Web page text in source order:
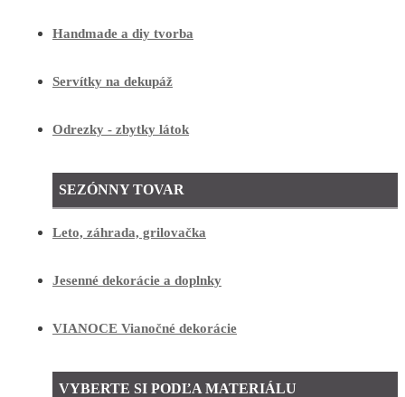
Handmade a diy tvorba
Servítky na dekupáž
Odrezky - zbytky látok
SEZÓNNY TOVAR
Leto, záhrada, grilovačka
Jesenné dekorácie a doplnky
VIANOCE Vianočné dekorácie
VYBERTE SI PODĽA MATERIÁLU